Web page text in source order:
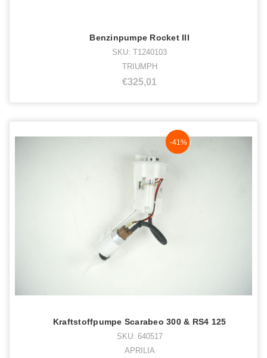
Benzinpumpe Rocket III
SKU: T1240103
TRIUMPH
€325,01
NaN%
-41%
Kraftstoffpumpe Scarabeo 300 & RS4 125
SKU: 640517
APRILIA